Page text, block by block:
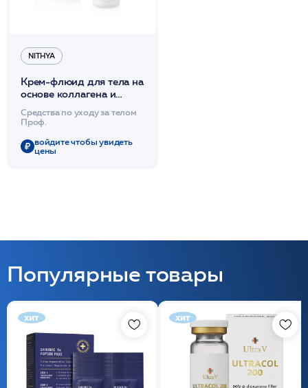
NITHYA
Крем-флюид для тела на
основе коллагена и
Средства по уходу за телом
Проф.
войдите чтобы увидеть
цены
Популярные товары
хит хит